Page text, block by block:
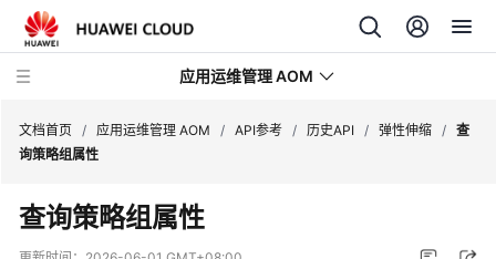
应用运维管理 AOM
最
新
动
文档首页 / 应用运维管理 AOM / API参考 / 历史API / 弹性伸缩 / 查
询策略组属性
查询策略组属性